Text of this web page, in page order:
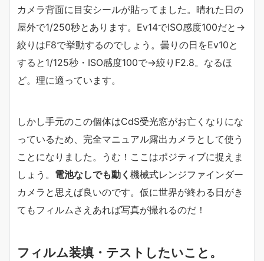
カメラ背面に目安シールが貼ってました。晴れた日の
屋外で1/250秒とあります。Ev14でISO感度100だと→
絞りはF8で挙動するのでしょう。曇りの日をEv10と
すると1/125秒・ISO感度100で→絞りF2.8。なるほ
ど。理に適っています。
しかし手元のこの個体はCdS受光窓がお亡くなりにな
っているため、完全マニュアル露出カメラとして使う
ことになりました。うむ！ここはポジティブに捉えま
しょう。 電池なしでも動く 機械式レンジファインダー
カメラと思えば良いのです。仮に世界が終わる日がき
てもフィルムさえあれば写真が撮れるのだ！
フィルム装填・テストしたいこと。